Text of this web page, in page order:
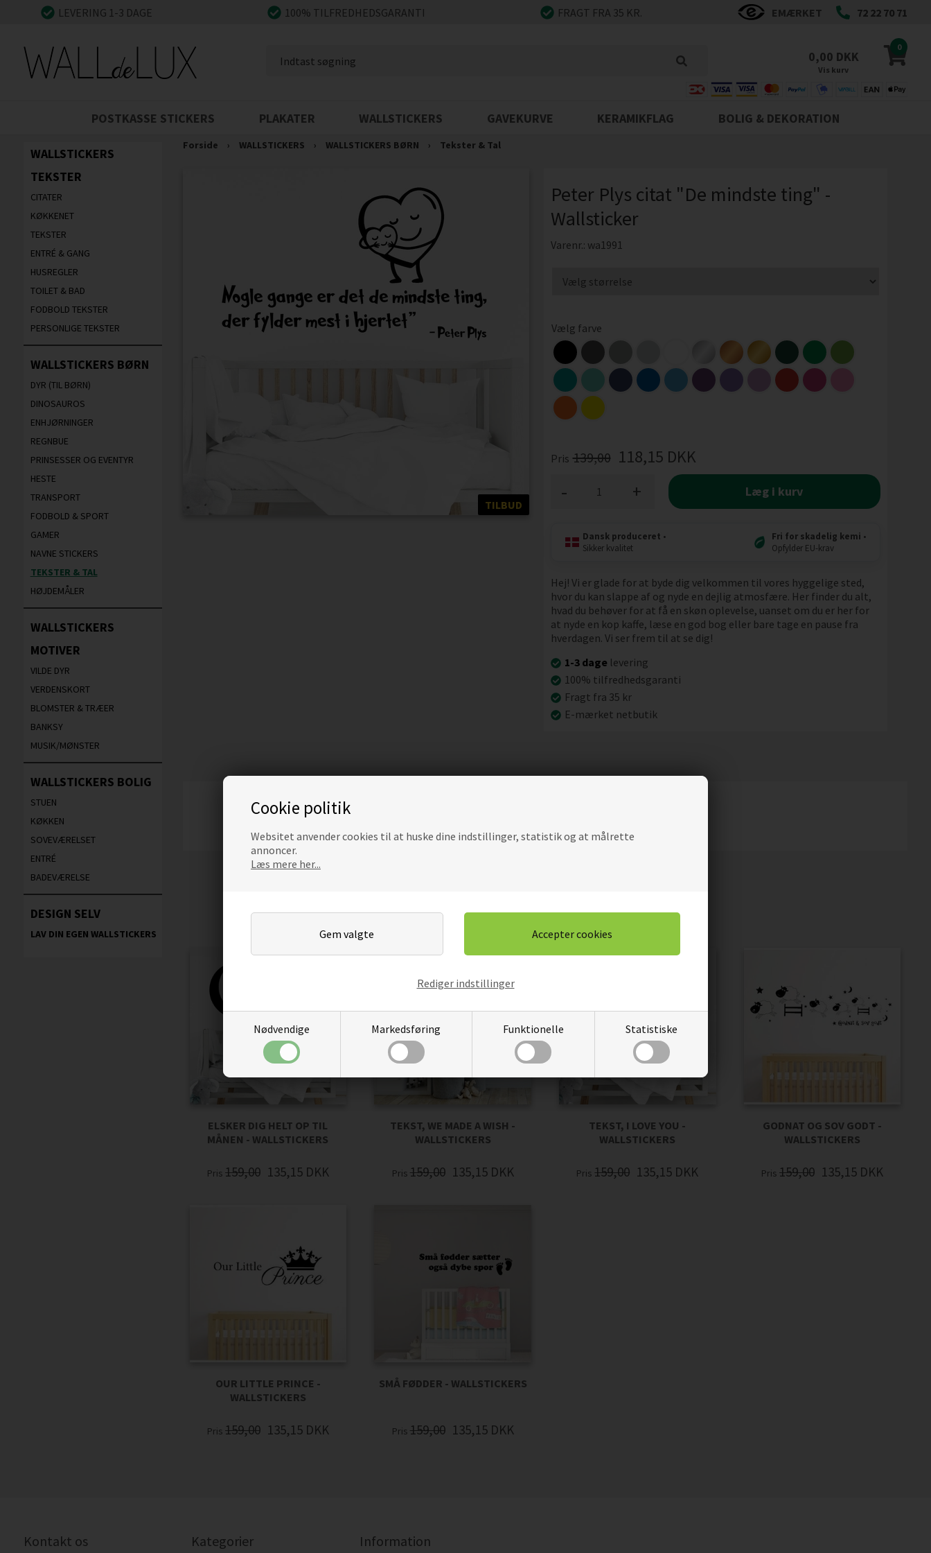
Cookie politik
Websitet anvender cookies til at huske dine indstillinger, statistik og at målrette
annoncer.
Læs mere her...
Nødvendige Markedsføring Funktionelle Statistiske
Rediger indstillinger
LEVERING 1-3 DAGE 100% TILFREDHEDSGARANTI FRAGT FRA 35 KR. EMÆRKET 72 22 70 71
0
0,00 DKK
Vis kurv
POSTKASSE STICKERS PLAKATER WALLSTICKERS GAVEKURVE KERAMIKFLAG BOLIG & DEKORATION
WALLSTICKERS
TEKSTER
CITATER
KØKKENET
TEKSTER
ENTRÉ & GANG
HUSREGLER
TOILET & BAD
FODBOLD TEKSTER
PERSONLIGE TEKSTER
WALLSTICKERS BØRN
DYR (TIL BØRN)
DINOSAUROS
ENHJØRNINGER
REGNBUE
PRINSESSER OG EVENTYR
HESTE
TRANSPORT
FODBOLD & SPORT
GAMER
NAVNE STICKERS
TEKSTER & TAL
HØJDEMÅLER
WALLSTICKERS
MOTIVER
VILDE DYR
VERDENSKORT
BLOMSTER & TRÆER
BANKSY
MUSIK/MØNSTER
WALLSTICKERS BOLIG
STUEN
KØKKEN
SOVEVÆRELSET
ENTRÉ
BADEVÆRELSE
DESIGN SELV
LAV DIN EGEN WALLSTICKERS
Forside › WALLSTICKERS › WALLSTICKERS BØRN › Tekster & Tal
TILBUD
Peter Plys citat "De mindste ting" -
Wallsticker
Varenr.: wa1991
Vælg farve
Pris 139,00 118,15 DKK
+
- Læg i kurv
Dansk produceret •
Sikker kvalitet
Fri for skadelig kemi •
Opfylder EU-krav
Hej! Vi er glade for at byde dig velkommen til vores hyggelige sted,
hvor du kan slappe af og nyde en dejlig atmosfære. Her finder du alt,
hvad du behøver for at få en skøn oplevelse, uanset om du er her for
at nyde en kop kaffe, læse en god bog eller bare tage en pause fra
hverdagen. Vi ser frem til at se dig!
1-3 dage levering
100% tilfredhedsgaranti
Fragt fra 35 kr
E-mærket netbutik
Alternative produkter
ELSKER DIG HELT OP TIL
MÅNEN - WALLSTICKERS
Pris 159,00 135,15 DKK
TEKST, WE MADE A WISH -
WALLSTICKERS
Pris 159,00 135,15 DKK
TEKST, I LOVE YOU -
WALLSTICKERS
Pris 159,00 135,15 DKK
GODNAT OG SOV GODT -
WALLSTICKERS
Pris 159,00 135,15 DKK
OUR LITTLE PRINCE -
WALLSTICKERS
Pris 159,00 135,15 DKK
SMÅ FØDDER - WALLSTICKERS
Pris 159,00 135,15 DKK
Kontakt os Kategorier Information